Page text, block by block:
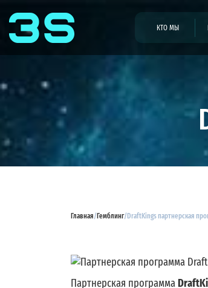
КТО МЫ
Главная/ Гемблинг/ DraftKings партнерская
Партнерская программа